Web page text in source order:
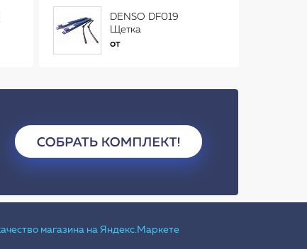
DENSO DF019
Щетка
стеклоочистителя
от